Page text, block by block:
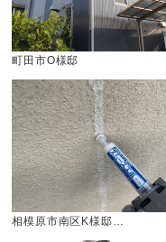
町田市O様邸
相模原市南区K様邸…